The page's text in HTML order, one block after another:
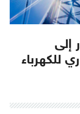
إلى
للكهرباء